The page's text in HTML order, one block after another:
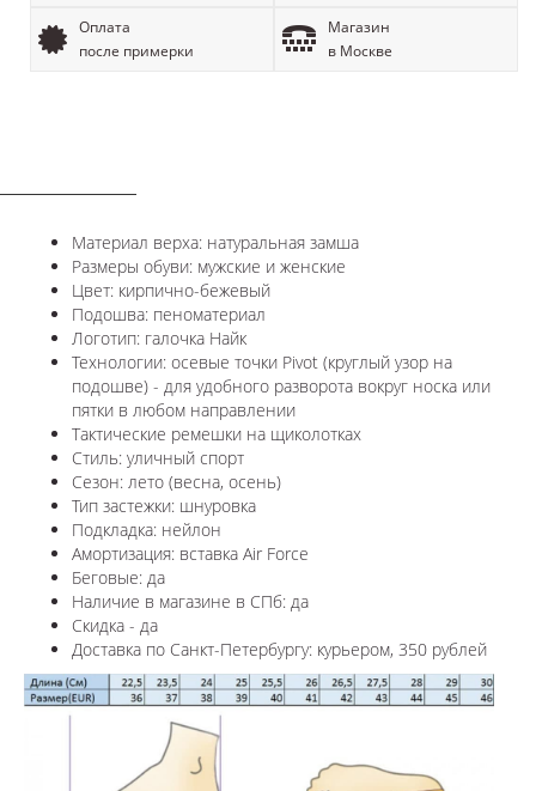
Оплата
после примерки
Магазин
в Москве
Материал верха: натуральная замша
Размеры обуви: мужские и женские
Цвет: кирпично-бежевый
Подошва: пеноматериал
Логотип: галочка Найк
Технологии: осевые точки Pivot (круглый узор на
подошве) - для удобного разворота вокруг носка или
пятки в любом направлении
Тактические ремешки на щиколотках
Стиль: уличный спорт
Сезон: лето (весна, осень)
Тип застежки: шнуровка
Подкладка: нейлон
Амортизация: вставка Air Force
Беговые: да
Наличие в магазине в СПб: да
Скидка - да
Доставка по Санкт-Петербургу: курьером, 350 рублей